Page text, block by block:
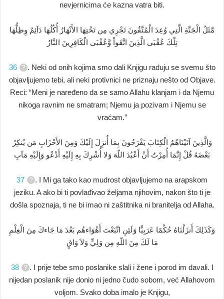
nevjernicima će kazna vatra biti.
مَّثَلُ الْجَنَّةِ الَّتِي وُعِدَ الْمُتَّقُونَ تَجْرِي مِن تَحْتِهَا الأَنْهَارُ أُكُلُهَا دَآئِمٌ وِظِلُّهَا
تِلْكَ عُقْبَى الَّذِينَ اتَّقَواْ وَّعُقْبَى الْكَافِرِينَ النَّارُ
36
. Neki od onih kojima smo dali Knjigu raduju se svemu što
objavljujemo tebi, ali neki protivnici ne priznaju nešto od Objave.
Reci: “Meni je naređeno da se samo Allahu klanjam i da Njemu
nikoga ravnim ne smatram; Njemu ja pozivam i Njemu se
vraćam.”
وَالَّذِينَ آتَيْنَاهُمُ الْكِتَابَ يَفْرَحُونَ بِمَا أُنزِلَ إِلَيْكَ وَمِنَ الأَحْزَابِ مَن يُنكِرُ
بَعْضَهُ قُلْ إِنَّمَا أُمِرْتُ أَنْ أَعْبُدَ اللّهَ وَلا أُشْرِكَ بِهِ إِلَيْهِ أَدْعُو وَإِلَيْهِ مَآبِ
37
. I Mi ga tako kao mudrost objavljujemo na arapskom
jeziku. A ako bi ti povlađivao željama njihovim, nakon što ti je
došla spoznaja, ti ne bi imao ni zaštitnika ni branitelja od Allaha.
وَكَذَلِكَ أَنزَلْنَاهُ حُكْمًا عَرَبِيًّا وَلَئِنِ اتَّبَعْتَ أَهْوَاءهُم بَعْدَ مَا جَاءكَ مِنَ الْعِلْمِ
مَا لَكَ مِنَ اللّهِ مِن وَلِيٍّ وَلاَ وَاقٍ
38
. I prije tebe smo poslanike slali i žene i porod im davali. I
nijedan poslanik nije donio ni jedno čudo sobom, već Allahovom
voljom. Svako doba imalo je Knjigu,